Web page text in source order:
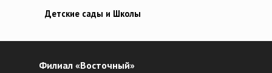
Детские сады и Школы
Филиал «Восточный»